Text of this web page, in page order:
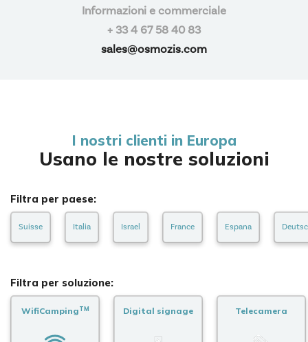
Informazioni e commerciale
+ 33 4 67 58 40 83
sales@osmozis.com
I nostri clienti in Europa
Usano le nostre soluzioni
Filtra per paese:
Suisse Italia Israel France Espana
Filtra per soluzione:
WifiCampingTM Digital signage Telecamera